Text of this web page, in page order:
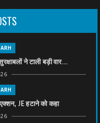
ने टाली बड़ी वार...
एक्शन, JE हटाने को कहा